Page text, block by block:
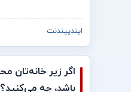
ایندیپندنت
باشد، چه می‌کنید؟